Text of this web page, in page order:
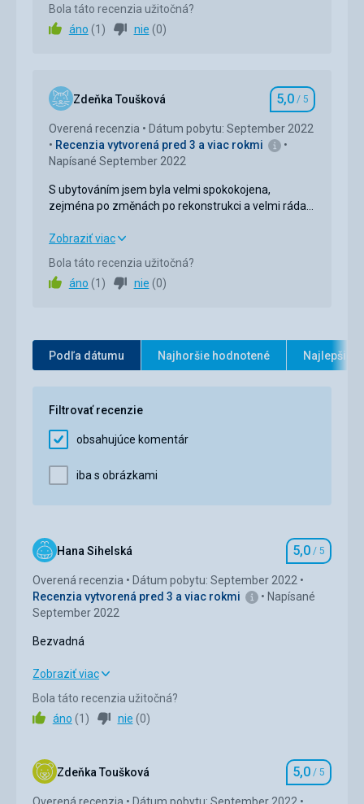
Ubytovanie
Cena 5,0/ 5
Pláž
Ubytovanie
Google Translate
Bola táto recenzia užitočná?
áno (1 ) nie (0)
Zdeňka Toušková Hodnotenie
5,0 / 5
Overená recenzia
Dátum pobytu: September 2022
Recenzia vytvorená pred 3 a viac rokmi
Napísané September 2022
S ubytováním jsem byla velmi spokokojena,
zejména po změnách po rekonstrukci a velmi ráda
Super servis a pohoda a klid....
S ubytováním jsem byla velmi spokokojena,
bych opět toto místo navštívila.
Super servis a pohoda a klid....
Okolie / 5
Cena
Zobraziť viac
Bola táto recenzia užitočná?
áno (1 ) nie (0)
Podľa dátumu Najhoršie hodnotené Najlepšie
Filtrovať recenzie
obsahujúce komentár
iba s obrázkami
Hana Sihelská Hodnotenie
5,0 / 5
Overená recenzia
Dátum pobytu: September 2022
Recenzia vytvorená pred 3 a viac rokmi
Napísané
September 2022
Bezvadná
Bezvadná
Ubytovanie
Služby 5,0/ 5
Zobraziť viac
Bola táto recenzia užitočná?
áno (1 ) nie (0)
Zdeňka Toušková Hodnotenie
5,0 / 5